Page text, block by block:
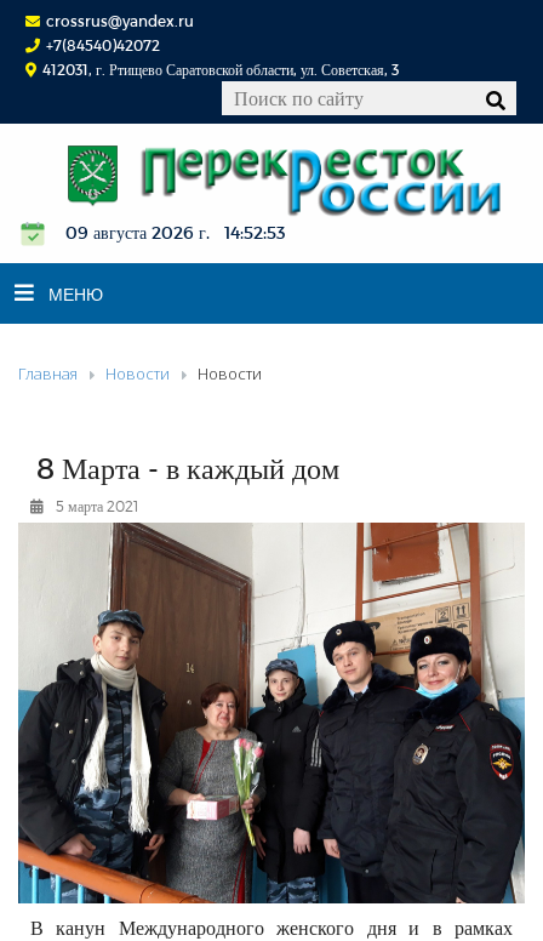
crossrus@yandex.ru
+7(84540)42072
412031, г. Ртищево Саратовской области, ул. Советская, 3
09 августа 2026 г. 14:52:54
МЕНЮ
НОВОСТИ
К СВЕДЕНИЮ
КОНКУРСЫ
ФОТОРЕПОРТАЖИ
РЕКЛАМОДАТЕЛЯМ
ОБЪЯВЛЕНИЯ
КОНТАКТЫ
Главная Новости Новости
8 Марта - в каждый дом
5 марта 2021
В канун Международного женского дня и в рамках